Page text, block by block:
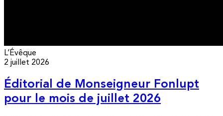
L’Évêque
2 juillet 2026
Éditorial de Monseigneur Fonlupt
pour le mois de juillet 2026